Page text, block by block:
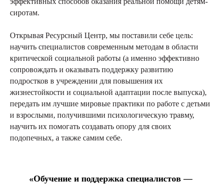
сиротам.
Открывая Ресурсный Центр, мы поставили себе цель:
научить специалистов современным методам в области
критической социальной работы (а именно эффективно
сопровождать и оказывать поддержку развитию
подростков в учреждении для повышения их
жизнестойкости и социальной адаптации после выпуска),
передать им лучшие мировые практики по работе с детьми
и взрослыми, получившими психологическую травму,
научить их помогать создавать опору для своих
подопечных, а также самим себе.
«Обучение и поддержка специалистов —